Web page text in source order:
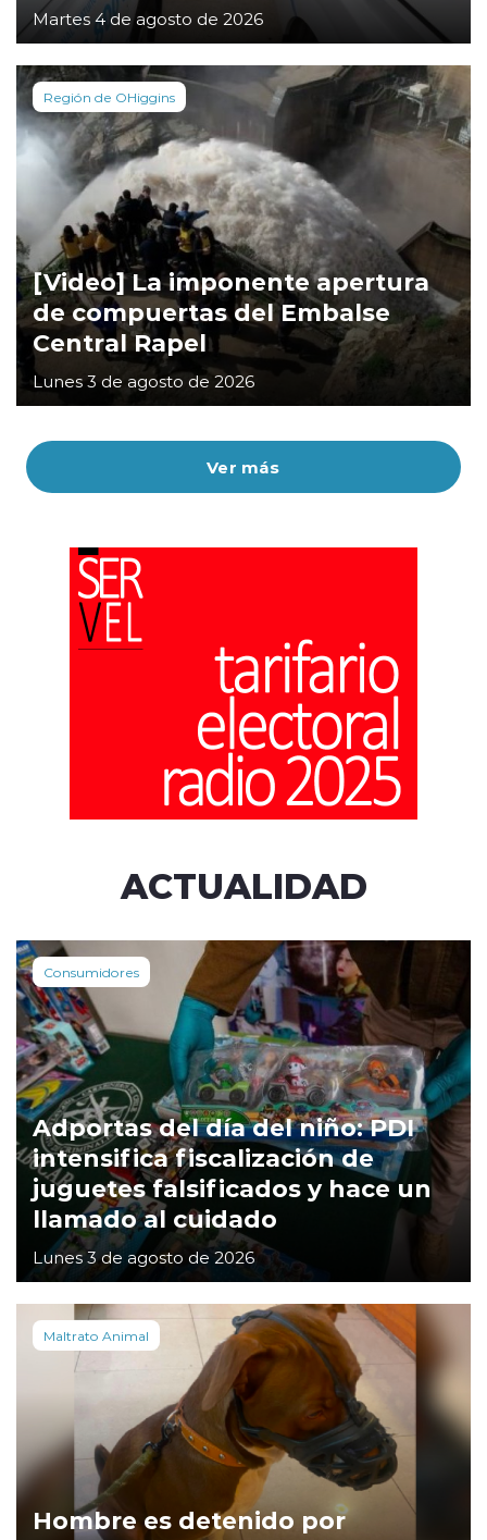
Ver más
Martes 4 de agosto de 2026
Región de OHiggins
[Video] La imponente apertura
de compuertas del Embalse
Central Rapel
Lunes 3 de agosto de 2026
ACTUALIDAD
Consumidores
Adportas del día del niño: PDI
intensifica fiscalización de
juguetes falsificados y hace un
llamado al cuidado
Lunes 3 de agosto de 2026
Maltrato Animal
Hombre es detenido por